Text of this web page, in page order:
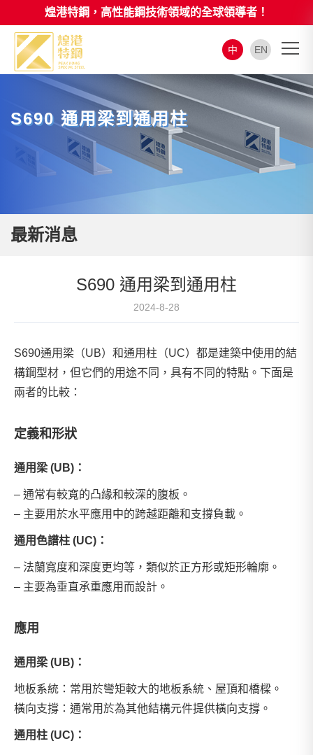
煌港特鋼，高性能鋼技術領域的全球領導者！
中 EN
S690 通用梁到通用柱
最新消息
S690 通用梁到通用柱
2024-8-28
S690通用梁（UB）和通用柱（UC）都是建築中使用的結
構鋼型材，但它們的用途不同，具有不同的特點。下面是
兩者的比較：
定義和形狀
通用梁 (UB)：
– 通常有較寬的凸緣和較深的腹板。
– 主要用於水平應用中的跨越距離和支撐負載。
通用色譜柱 (UC)：
– 法蘭寬度和深度更均等，類似於正方形或矩形輪廓。
– 主要為垂直承重應用而設計。
應用
通用梁 (UB)：
地板系統：常用於彎矩較大的地板系統、屋頂和橋樑。
橫向支撐：通常用於為其他結構元件提供橫向支撐。
通用柱 (UC)：